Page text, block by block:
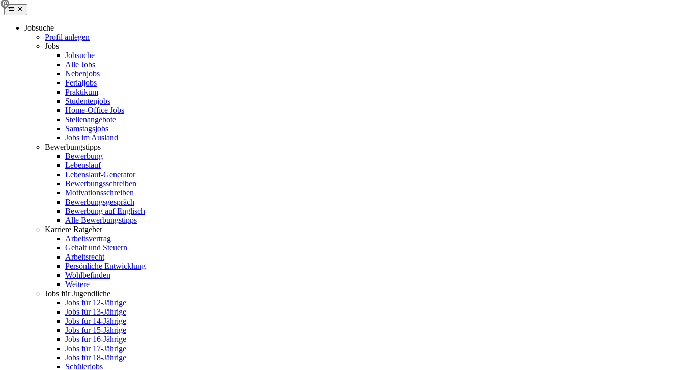
Jobsuche
Profil anlegen
Jobs
Jobsuche
Alle Jobs
Nebenjobs
Ferialjobs
Praktikum
Studentenjobs
Home-Office Jobs
Stellenangebote
Samstagsjobs
Jobs im Ausland
Bewerbungstipps
Bewerbung
Lebenslauf
Lebenslauf-Generator
Bewerbungsschreiben
Motivationsschreiben
Bewerbungsgespräch
Bewerbung auf Englisch
Alle Bewerbungstipps
Karriere Ratgeber
Arbeitsvertrag
Gehalt und Steuern
Arbeitsrecht
Persönliche Entwicklung
Wohlbefinden
Weitere
Jobs für Jugendliche
Jobs für 12-Jährige
Jobs für 13-Jährige
Jobs für 14-Jährige
Jobs für 15-Jährige
Jobs für 16-Jährige
Jobs für 17-Jährige
Jobs für 18-Jährige
Schülerjobs